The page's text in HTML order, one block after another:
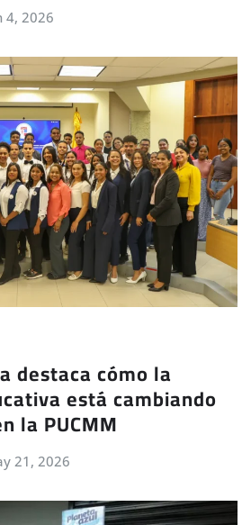
4, 2026
destaca cómo la
está cambiando
la PUCMM
21, 2026